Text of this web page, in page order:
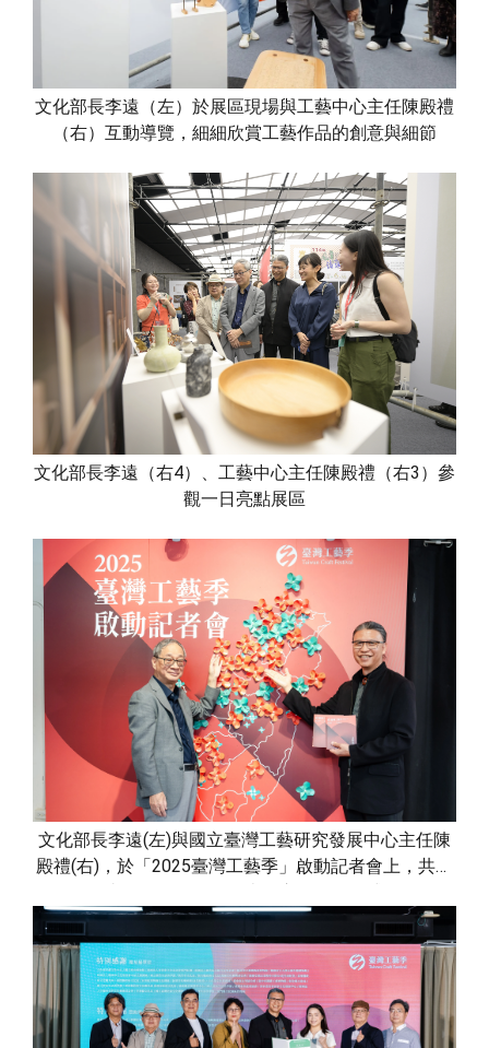
文化部長李遠（左）於展區現場與工藝中心主任陳殿禮
（右）互動導覽，細細欣賞工藝作品的創意與細節
文化部長李遠（右4）、工藝中心主任陳殿禮（右3）參
觀一日亮點展區
文化部長李遠(左)與國立臺灣工藝研究發展中心主任陳
殿禮(右)，於「2025臺灣工藝季」啟動記者會上，共同